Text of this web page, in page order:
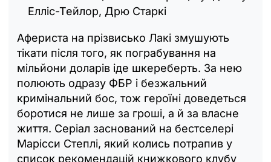
Елліс-Тейлор, Дрю Старкі
Афериста на прізвисько Лакі змушують
тікати після того, як пограбування на
мільйони доларів іде шкереберть. За нею
полюють одразу ФБР і безжальний
кримінальний бос, тож героїні доведеться
боротися не лише за гроші, а й за власне
життя. Серіал заснований на бестселері
Марісси Степлі, який колись потрапив у
список рекомендацій книжкового клубу